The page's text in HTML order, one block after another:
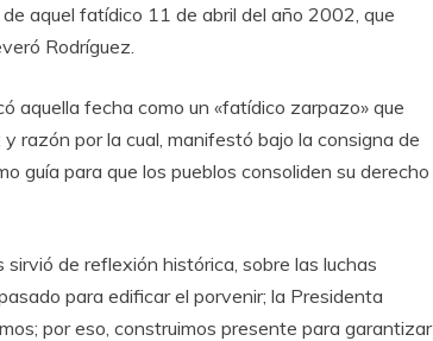
aquel fatídico 11 de abril del año 2002, que
Rodríguez.
aquella fecha como un «fatídico zarpazo» que
razón por la cual, manifestó bajo la consigna de
guía para que los pueblos consoliden su derecho
de reflexión histórica, sobre las luchas
para edificar el porvenir; la Presidenta
por eso, construimos presente para garantizar